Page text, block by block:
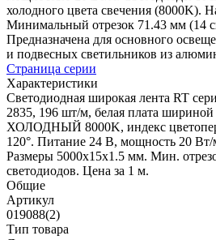
холодного цвета свечения (8000K).
Минимальный отрезок 71.43 мм (14
Предназначена для основного
и подвесных светильников из
Страница серии
Характеристики
Светодиодная широкая лента RT
2835, 196 шт/м, белая плата
ХОЛОДНЫЙ 8000K, индекс
120°. Питание 24 В, мощность 20
Размеры 5000x15x1.5 мм. Мин.
светодиодов. Цена за 1 м.
Общие
Артикул
019088(2)
Тип товара